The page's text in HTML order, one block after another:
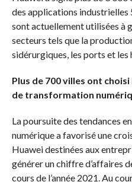
des applications industrielles
sont actuellement utilisées à
secteurs tels que la
sidérurgiques, les ports et les
Plus de 700 villes ont
de transformation
La poursuite des tendances
numérique a favorisé une
Huawei destinées aux
générer un chiffre d’affaires
cours de l’année 2021. Au